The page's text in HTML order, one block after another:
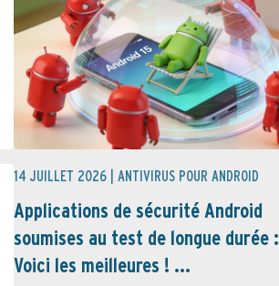
14 JUILLET 2026 | ANTIVIRUS POUR ANDROID
Applications de sécurité Android
soumises au test de longue durée :
Voici les meilleures ! ...